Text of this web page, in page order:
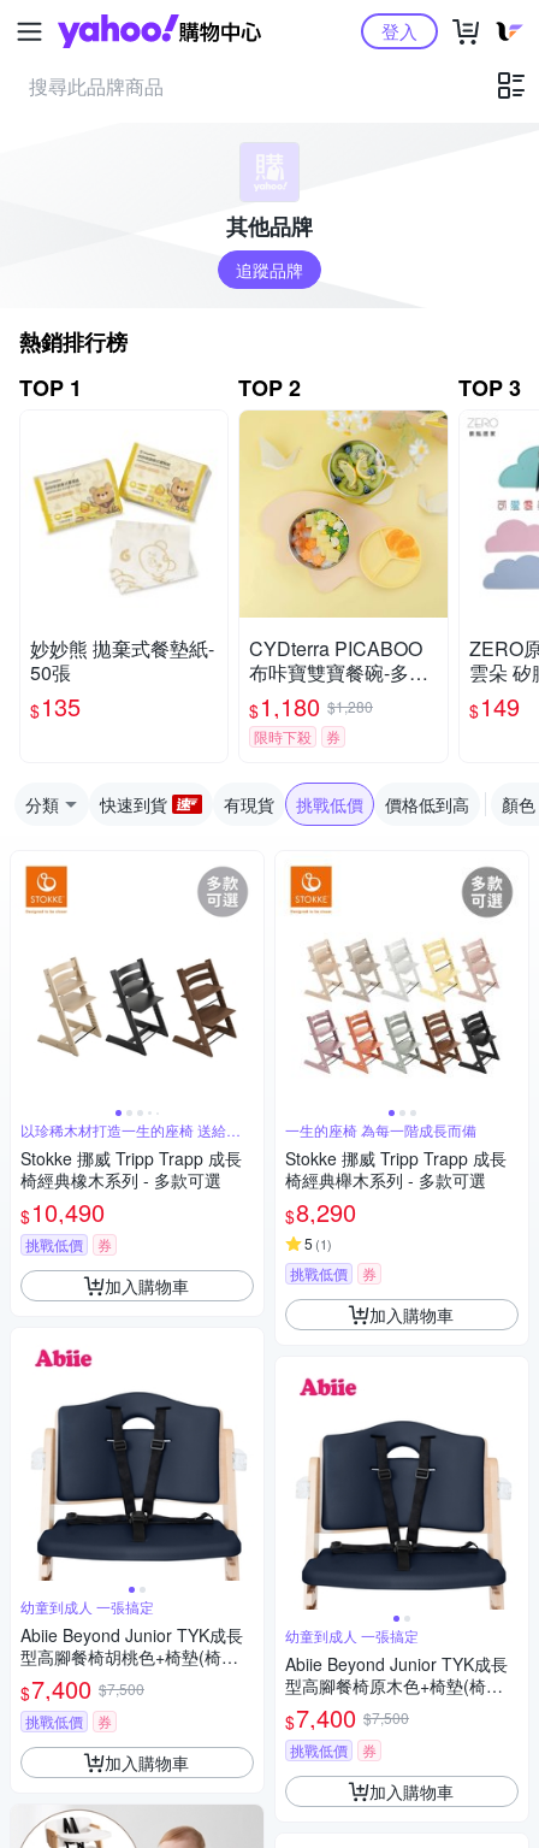
Yahoo購物中心登入
其他品牌
追蹤品牌
熱銷排行榜
TOP 1
妙妙熊 拋棄式餐墊紙-
50張
$135
TOP 2
CYDterra PICABOO
布咔寶雙寶餐碗-多款
可選
$1,180 $1,280
限時下殺
券
TOP 3
ZERO
雲朵 矽
膠餐
膠防滑
$149
分類 快速到貨 有現貨 挑戰低價 價格低到高 顏色
以珍稀木材打造一生的座椅 送給最
珍貴的你
Stokke 挪威 Tripp Trapp 成長
椅經典橡木系列 - 多款可選
$10,490
挑戰低價 券
加入購物車
幼童到成人 一張搞定
Abiie Beyond Junior TYK成長
型高腳餐椅胡桃色+椅墊(椅墊
多色可選)
$7,400 $7,500
挑戰低價
券
加入購物車
一生的座椅 為每一階成長而備
Stokke 挪威 Tripp Trapp 成長
椅經典櫸木系列 - 多款可選
$8,290
5 (1)
挑戰低價 券
加入購物車
幼童到成人 一張搞定
Abiie Beyond Junior TYK成長
型高腳餐椅原木色+椅墊(椅墊
多色可選)
$7,400 $7,500
挑戰低價
券
加入購物車